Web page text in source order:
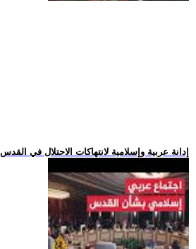
.. إدانة عربية وإسلامية لانتهاكات الاحتلال في القدس